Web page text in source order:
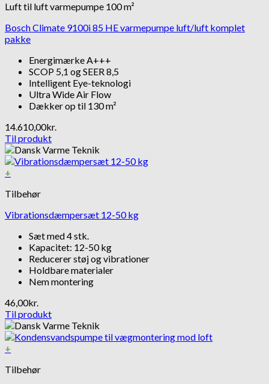
Luft til luft varmepumpe 100 m²
Bosch Climate 9100i 85 HE varmepumpe luft/luft komplet
pakke
Energimærke A+++
SCOP 5,1 og SEER 8,5
Intelligent Eye-teknologi
Ultra Wide Air Flow
Dækker op til 130 m²
14.610,00kr.
Til produkt
+
Tilbehør
Vibrationsdæmpersæt 12-50 kg
Sæt med 4 stk.
Kapacitet: 12-50 kg
Reducerer støj og vibrationer
Holdbare materialer
Nem montering
46,00kr.
Til produkt
+
Tilbehør